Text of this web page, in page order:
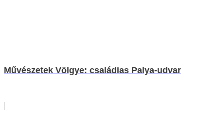
Művészetek Völgye: családias Palya-udvar